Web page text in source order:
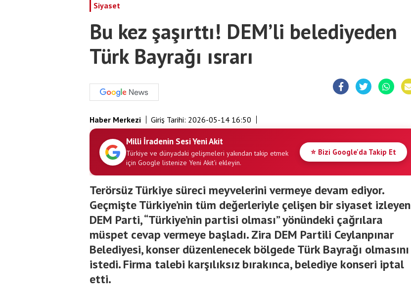
Siyaset
Bu kez şaşırttı! DEM’li belediyeden
Türk Bayrağı ısrarı
Haber Merkezi Giriş Tarihi: 2026-05-14 16:50
Milli İradenin Sesi Yeni Akit
Türkiye ve dünyadaki gelişmeleri yakından takip etmek
için Google listenize Yeni Akit'i ekleyin.
⭐ Bizi Google'da Takip Et
Terörsüz Türkiye süreci meyvelerini vermeye devam ediyor.
Geçmişte Türkiye’nin tüm değerleriyle çelişen bir siyaset izleyen
DEM Parti, “Türkiye’nin partisi olması” yönündeki çağrılara
müspet cevap vermeye başladı. Zira DEM Partili Ceylanpınar
Belediyesi, konser düzenlenecek bölgede Türk Bayrağı olmasını
istedi. Firma talebi karşılıksız bırakınca, belediye konseri iptal
etti.